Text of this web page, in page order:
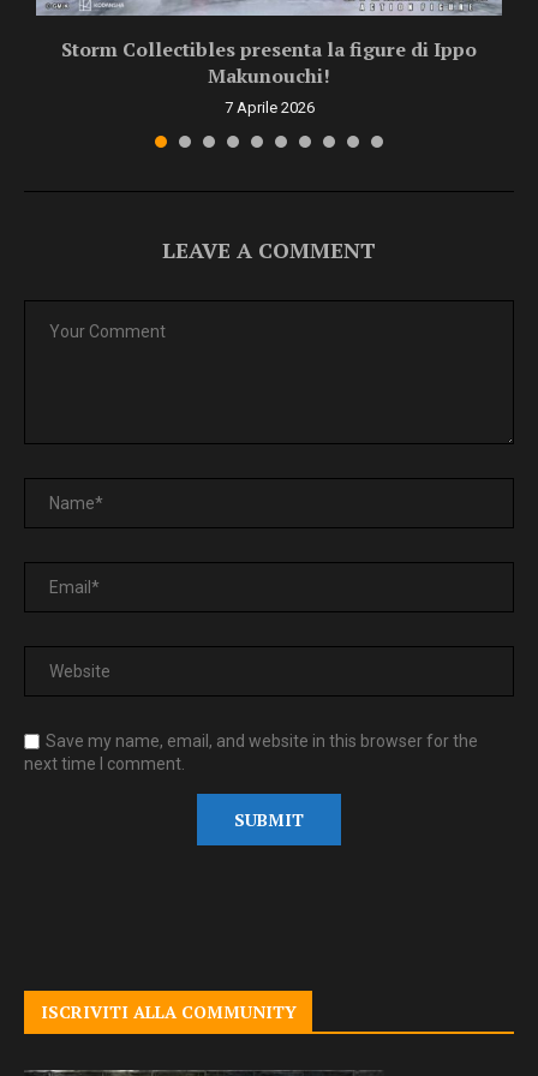
Storm Collectibles presenta la figure di Ippo
Makunouchi!
7 Aprile 2026
LEAVE A COMMENT
Save my name, email, and website in this browser for the
next time I comment.
ISCRIVITI ALLA COMMUNITY